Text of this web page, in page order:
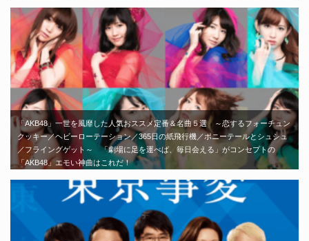
「AKB48」一世を風靡した人気おススメ定番＆名曲５選 ～恋するフォーチュン
クッキー／ヘビーローテーション／365日の紙飛行機／ポニーテールとシュシュ
／フライングゲット～ 「劇場に足を運べば、毎日会える」がコンセプトの
「AKB48」エモい神曲はこれだ！